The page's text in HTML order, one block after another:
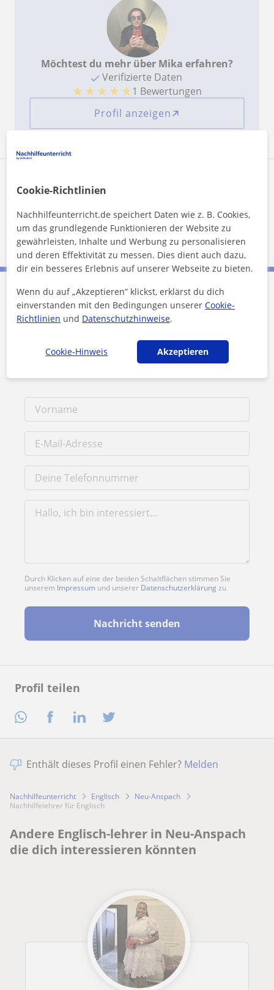
Profil teilen
Nachhilfelehrer herzlichst empfehlen!
Möchtest du mehr über Mika erfahren?
Verifizierte Daten
★ ★ ★ ★ ★1 Bewertungen
Profil anzeigen
Wohnort von Mika:
Orte, an denen er*sie unterrichtet
Wehrheim
Schmitten Neu-Anspach
Mika kontaktieren
16€/h
Durch Klicken auf eine der beiden Schaltflächen stimmen Sie
unserem Impressum und unserer Datenschutzerklärung zu
Nachricht senden
Enthält dieses Profil einen Fehler? Melden
Nachhilfeunterricht Englisch
Neu-Anspach
Nachhilfelehrer für Englisch
Andere Englisch-lehrer in Neu-Anspach
die dich interessieren könnten
Cookie-Richtlinien
Nachhilfeunterricht.de speichert Daten wie z. B. Cookies,
um das grundlegende Funktionieren der Website zu
gewährleisten, Inhalte und Werbung zu personalisieren
und deren Effektivität zu messen. Dies dient auch dazu,
dir ein besseres Erlebnis auf unserer Webseite zu bieten.
Wenn du auf „Akzeptieren” klickst, erklärst du dich
einverstanden mit den Bedingungen unsererCookie-
Richtlinien und Datenschutzhinweise.
Cookie-Hinweis Akzeptieren